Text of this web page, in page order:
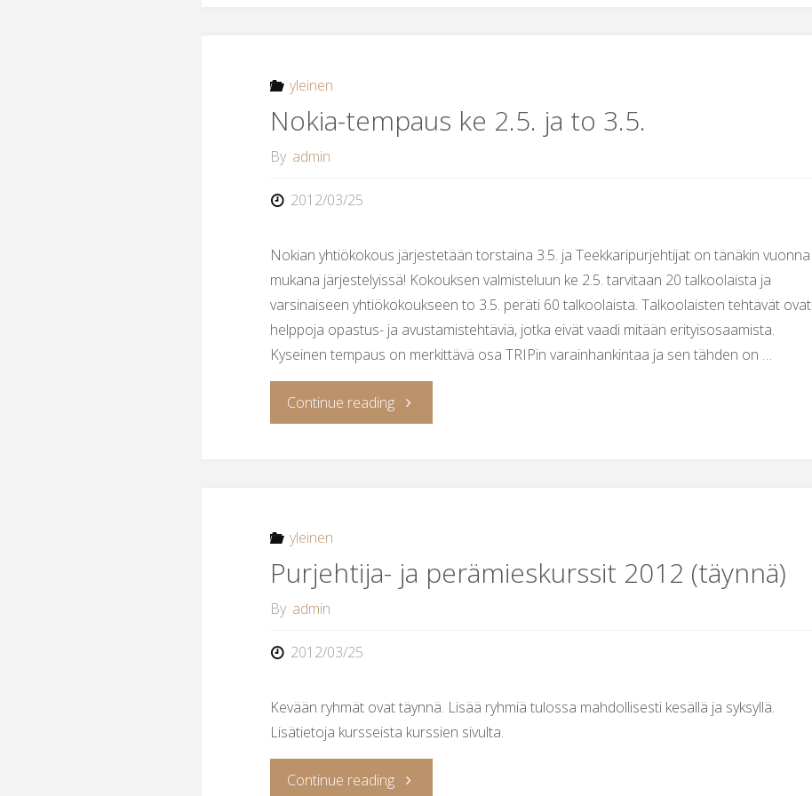
yleinen
Nokia-tempaus ke 2.5. ja to 3.5.
By admin
2012/03/25
Nokian yhtiökokous järjestetään torstaina 3.5. ja Teekkaripurjehtijat on tänäkin vuonna
mukana järjestelyissä! Kokouksen valmisteluun ke 2.5. tarvitaan 20 talkoolaista ja
varsinaiseen yhtiökokoukseen to 3.5. peräti 60 talkoolaista. Talkoolaisten tehtävät ovat
helppoja opastus- ja avustamistehtäviä, jotka eivät vaadi mitään erityisosaamista.
Kyseinen tempaus on merkittävä osa TRIPin varainhankintaa ja sen tähden on …
Continue reading"Nokia-
ja
yleinen
Purjehtija- ja perämieskurssit 2012 (täynnä)
By admin
2012/03/25
Kevään ryhmät ovat täynnä. Lisää ryhmiä tulossa mahdollisesti kesällä ja syksyllä.
Lisätietoja kursseista kurssien sivulta.
Continue reading"Purjehtija-